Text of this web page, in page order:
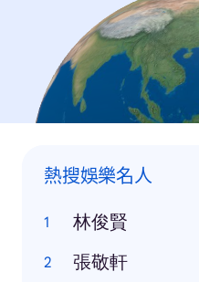
熱搜娛樂名人
林俊賢
張敬軒